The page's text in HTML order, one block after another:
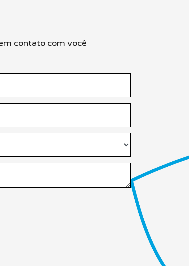
contato com você